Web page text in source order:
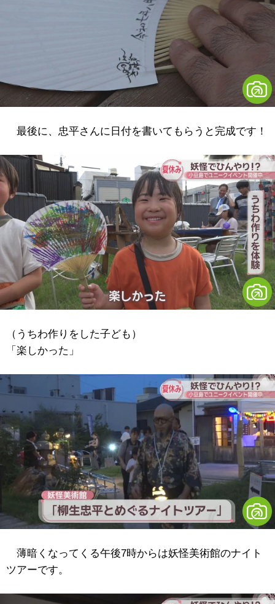
最後に、忠平さんに日付を書いてもらうと完成です！
（うちわ作りをした子ども）
「楽しかった」
薄暗くなってくる午後7時からは妖怪美術館のナイト
ツアーです。